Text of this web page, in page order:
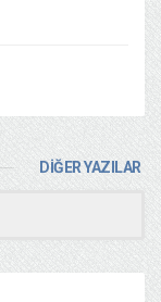
DİĞER YAZILAR